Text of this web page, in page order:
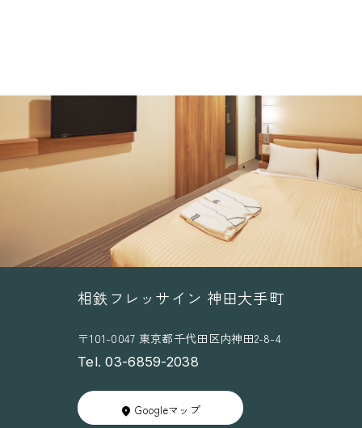
相鉄フレッサイン 神田大手町
〒101-0047 東京都千代田区内神田2-8-4
Tel. 03-6859-2038
Googleマップ